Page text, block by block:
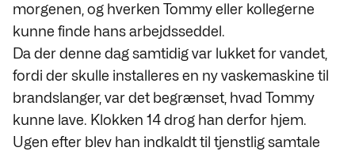
morgenen, og hverken Tommy eller kollegerne
kunne finde hans arbejdsseddel.
Da der denne dag samtidig var lukket for vandet,
fordi der skulle installeres en ny vaskemaskine til
brandslanger, var det begrænset, hvad Tommy
kunne lave. Klokken 14 drog han derfor hjem.
Ugen efter blev han indkaldt til tjenstlig samtale